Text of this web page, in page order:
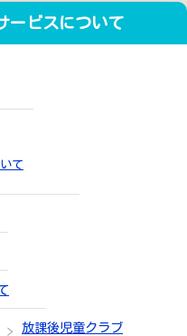
ービスについて
て
放課後児童クラブ